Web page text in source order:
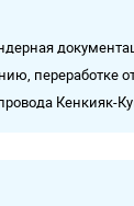
переработке
Кенкияк-